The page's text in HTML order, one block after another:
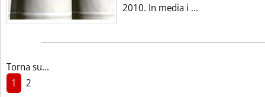
2010. In media i ...
Torna su...
1
2